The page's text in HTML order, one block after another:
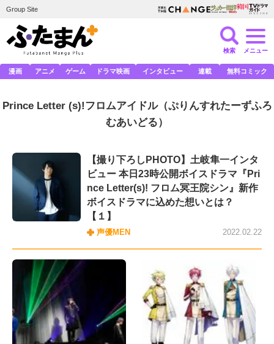
Group Site
検索 メニュー
漫画 アニメ ゲーム ドラマ映画 インタビュー 連載 無料コミック
Prince Letter (s)!フロムアイドル（ぷりんすれたーずふろ
むあいどる）
【撮り下ろしPHOTO】土岐隼一インタ
ビュー 本日23時公開ボイスドラマ『Pri
nce Letter(s)! フロム冥王院シン』新作
ボイスドラマに込めた想いとは？
【１】
声優MEN 2022.02.22